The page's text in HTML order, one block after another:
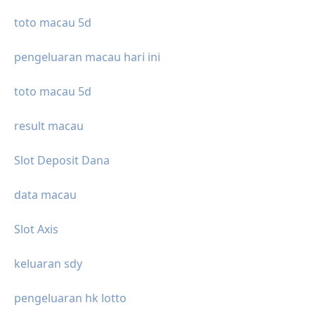
toto macau 5d
pengeluaran macau hari ini
toto macau 5d
result macau
Slot Deposit Dana
data macau
Slot Axis
keluaran sdy
pengeluaran hk lotto